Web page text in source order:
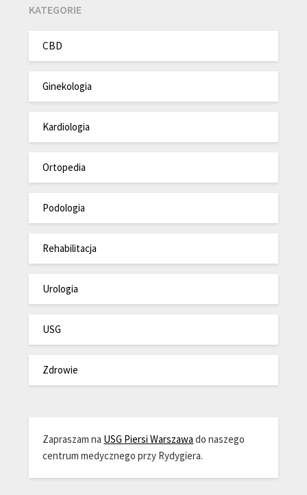
KATEGORIE
CBD
Ginekologia
Kardiologia
Ortopedia
Podologia
Rehabilitacja
Urologia
USG
Zdrowie
Zapraszam na USG Piersi Warszawa do naszego
centrum medycznego przy Rydygiera.